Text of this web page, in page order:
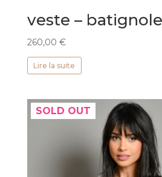
veste –
260,00 €
Lire la suite
SOLD OUT